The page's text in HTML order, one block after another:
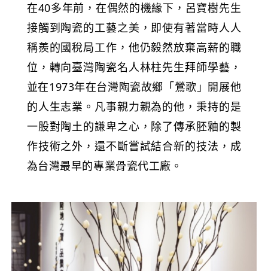
在40多年前，在偶然的機緣下，呂寶樹先生
接觸到陶瓷的工藝之美，即使有著當時人人
稱羨的國稅局工作，他仍毅然放棄高薪的職
位，轉向臺灣陶瓷名人林柱先生拜師學藝，
並在1973年在台灣陶瓷故鄉「鶯歌」開展他
的人生志業。凡事親力親為的他，秉持的是
一股對陶土的謙卑之心，除了傳承胚釉的製
作技術之外，還不斷嘗試結合新的技法，成
為台灣最早的專業骨瓷代工廠。